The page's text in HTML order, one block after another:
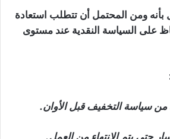
بأنه ومن المحتمل أن تتطلب استعادة
على السياسة النقدية عند مستوى
من سياسة التخفيف قبل الأوان.
حتى يتم الانتهاء من العمل.